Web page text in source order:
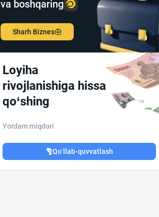
va boshqaring
Sharh Biznes
Loyiha
rivojlanishiga hissa
qo‘shing
Yordam miqdori
Qo‘llab-quvvatlash